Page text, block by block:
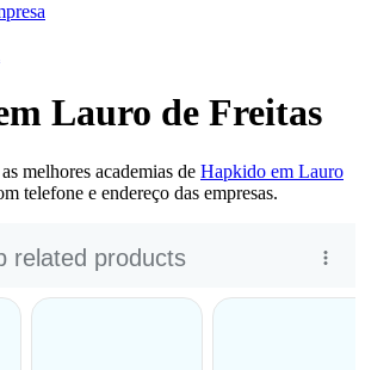
Lauro de Freitas
melhores academias de Hapkido em Lauro
telefone e endereço das empresas.